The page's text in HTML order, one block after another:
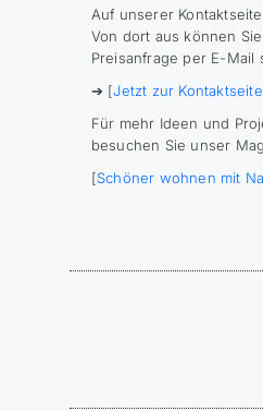
Auf unserer
Von dort aus können
Preisanfrage per E-Mail
➔ [Jetzt zur Kontaktseite
Für mehr Ideen und
besuchen Sie unser
[Schöner wohnen mit